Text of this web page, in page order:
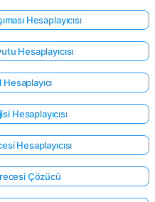
Hesaplayıcısı
Hesaplayıcısı
Hesaplayıcısı
Hesaplayıcısı
Çözücü